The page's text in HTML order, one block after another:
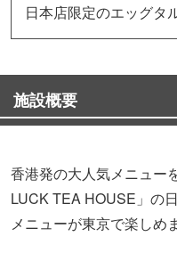
日本店限定のエッグタ
施設概要
香港発の大人気メニュー
LUCK TEA HOUSE」の
メニューが東京で楽しめ